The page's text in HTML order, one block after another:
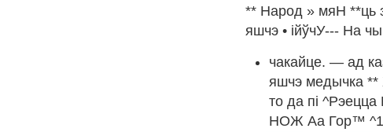
** Народ » мяН **ць
яшчэ • ійўчУ--- На
чакайце. — ад
яшчэ медычка **
то да пі ^Рэецца
НОЖ Аа Гор™